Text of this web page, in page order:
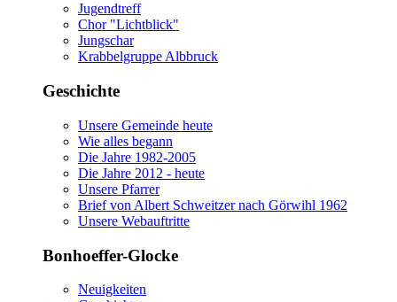
Jugendtreff
Chor "Lichtblick"
Jungschar
Krabbelgruppe Albbruck
Geschichte
Unsere Gemeinde heute
Wie alles begann
Die Jahre 1982-2005
Die Jahre 2012 - heute
Unsere Pfarrer
Brief von Albert Schweitzer nach Görwihl 1962
Unsere Webauftritte
Bonhoeffer-Glocke
Neuigkeiten